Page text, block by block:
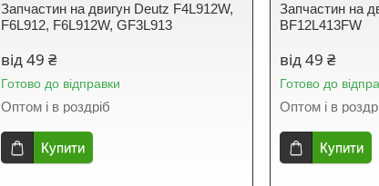
Запчастин на двигун Deutz F4L912W,
F6L912, F6L912W, GF3L913
від 49 ₴
Готово до відправки
Оптом і в роздріб
Купити
Запчастин на
BF12L413FW
від 49 ₴
Готово до
Оптом і в
Купити